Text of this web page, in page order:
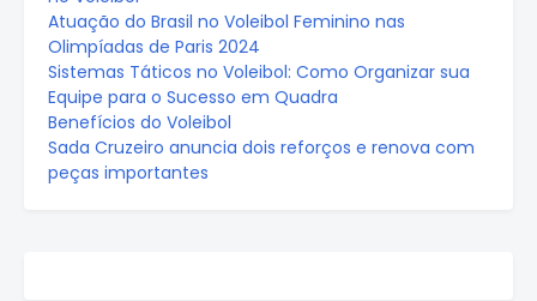
Atuação do Brasil no Voleibol Feminino nas
Olimpíadas de Paris 2024
Sistemas Táticos no Voleibol: Como Organizar sua
Equipe para o Sucesso em Quadra
Benefícios do Voleibol
Sada Cruzeiro anuncia dois reforços e renova com
peças importantes